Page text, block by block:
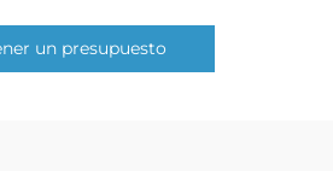
un presupuesto